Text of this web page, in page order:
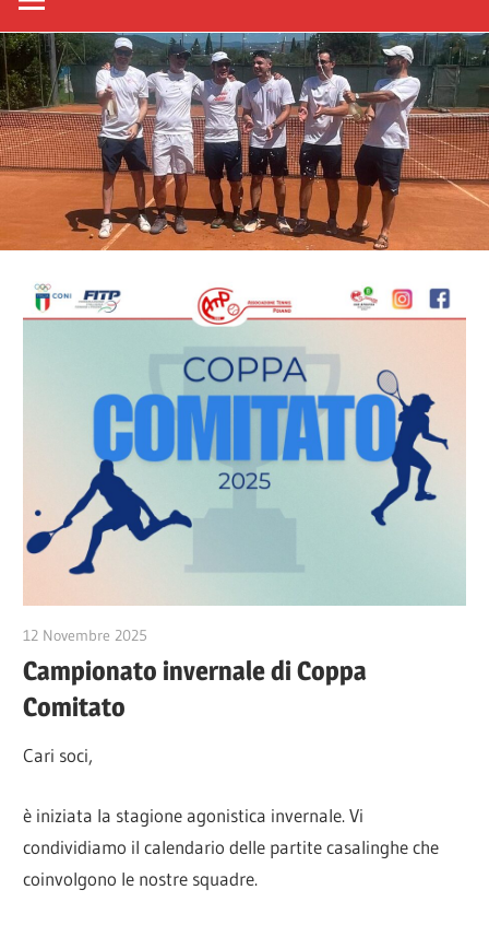
12 Novembre 2025
Campionato invernale di Coppa
Comitato
Cari soci,
è iniziata la stagione agonistica invernale. Vi
condividiamo il calendario delle partite casalinghe che
coinvolgono le nostre squadre.